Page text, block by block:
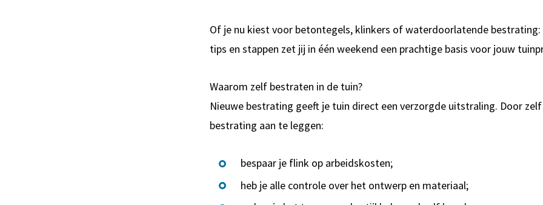
Of je nu kiest voor betontegels, klinkers of waterdoorlatende
tips en stappen zet jij in één weekend een prachtige basis voor jouw
Waarom zelf bestraten in de tuin?
Nieuwe bestrating geeft je tuin direct een verzorgde uitstraling. Door
bestrating aan te leggen:
bespaar je flink op arbeidskosten;
heb je alle controle over het ontwerp en materiaal;